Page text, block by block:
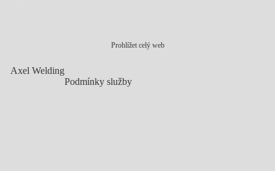
Prohlížet celý web
Axel Welding
Podmínky služby